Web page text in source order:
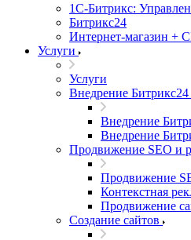
1С-Битрикс:
Битрикс24
Интернет-магазин +
Услуги
Услуги
Внедрение Битрикс24
Внедрение
Внедрение
Продвижение SEO и
Продвижение
Контекстная
Продвижение
Создание сайтов